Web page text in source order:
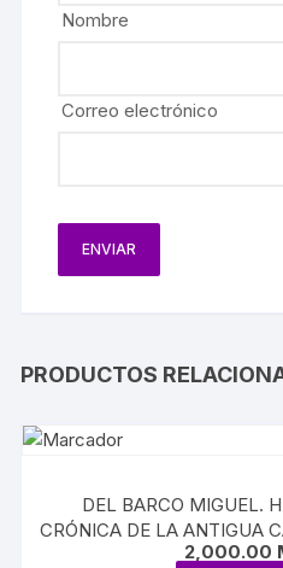
Nombre
Correo electrónico
PRODUCTOS
DEL BARCO MIGUEL.
CRÓNICA DE LA ANTIGUA
CORRECCIONES A LA
2,000.00